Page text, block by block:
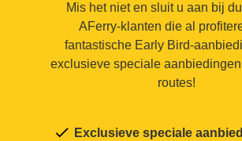
Mis het niet en sluit u aan bij
AFerry-klanten die al
fantastische Early Bird-
exclusieve speciale
routes!
Exclusieve speciale